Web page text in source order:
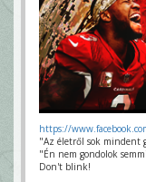
https://
"Az életről sok mindent
"Én nem gondolok
Don't blink!